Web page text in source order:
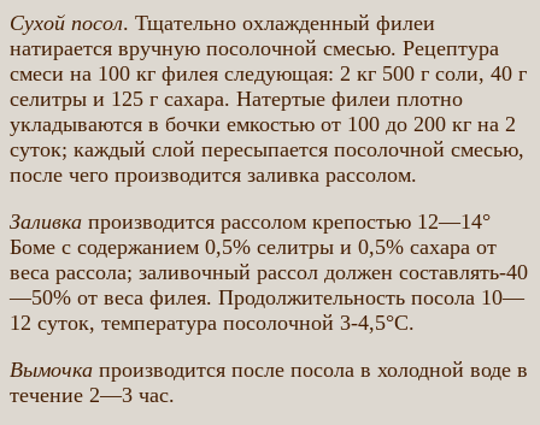
Сухой посол. Тщательно охлажденный филеи
натирается вручную посолочной смесью. Рецептура
смеси на 100 кг филея следующая: 2 кг 500 г соли, 40 г
селитры и 125 г сахара. Натертые филеи плотно
укладываются в бочки емкостью от 100 до 200 кг на 2
суток; каждый слой пересыпается посолочной смесью,
после чего производится заливка рассолом.
Заливка производится рассолом крепостью 12—14°
Боме с содержанием 0,5% селитры и 0,5% сахара от
веса рассола; заливочный рассол должен составлять-40
—50% от веса филея. Продолжительность посола 10—
12 суток, температура посолочной 3-4,5°С.
Вымочка производится после посола в холодной воде в
течение 2—3 час.